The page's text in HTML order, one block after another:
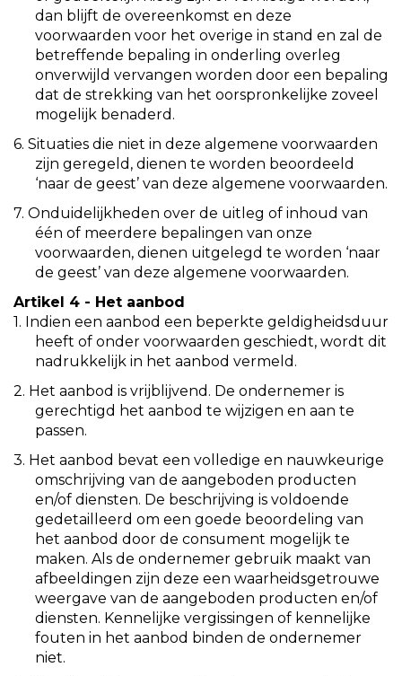
dan blijft de overeenkomst en deze
voorwaarden voor het overige in stand en zal de
betreffende bepaling in onderling overleg
onverwijld vervangen worden door een bepaling
dat de strekking van het oorspronkelijke zoveel
mogelijk benaderd.
6. Situaties die niet in deze algemene voorwaarden
zijn geregeld, dienen te worden beoordeeld
‘naar de geest’ van deze algemene voorwaarden.
7. Onduidelijkheden over de uitleg of inhoud van
één of meerdere bepalingen van onze
voorwaarden, dienen uitgelegd te worden ‘naar
de geest’ van deze algemene voorwaarden.
Artikel 4 - Het aanbod
1. Indien een aanbod een beperkte geldigheidsduur
heeft of onder voorwaarden geschiedt, wordt dit
nadrukkelijk in het aanbod vermeld.
2. Het aanbod is vrijblijvend. De ondernemer is
gerechtigd het aanbod te wijzigen en aan te
passen.
3. Het aanbod bevat een volledige en nauwkeurige
omschrijving van de aangeboden producten
en/of diensten. De beschrijving is voldoende
gedetailleerd om een goede beoordeling van
het aanbod door de consument mogelijk te
maken. Als de ondernemer gebruik maakt van
afbeeldingen zijn deze een waarheidsgetrouwe
weergave van de aangeboden producten en/of
diensten. Kennelijke vergissingen of kennelijke
fouten in het aanbod binden de ondernemer
niet.